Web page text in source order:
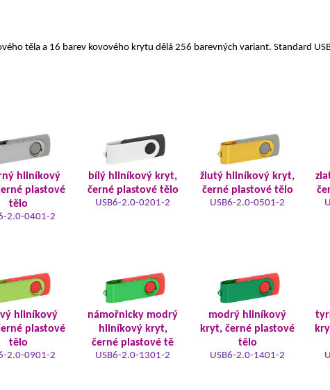
těla a 16 barev kovového krytu dělá 256 barevných variant. Standard
hliníkový
plastové
tělo
2.0-0401-2
bílý hliníkový kryt,
černé plastové tělo
USB6-2.0-0201-2
žlutý hliníkový kryt,
černé plastové tělo
USB6-2.0-0501-2
hliníkový
plastové
tělo
2.0-0901-2
námořnicky modrý
hliníkový kryt,
černé plastové tě
USB6-2.0-1301-2
modrý hliníkový
kryt, černé plastové
tělo
USB6-2.0-1401-2